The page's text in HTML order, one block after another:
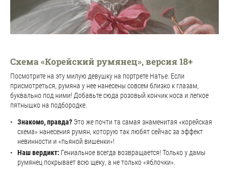
Схема «Корейский румянец», версия 18+
Посмотрите на эту милую девушку на портрете Натье. Если
присмотреться, румяна у нее нанесены совсем близко к глазам,
буквально под ними! Добавьте сюда розовый кончик носа и легкое
пятнышко на подбородке.
Знакомо, правда? Это же почти та самая знаменитая «корейская
схема» нанесения румян, которую так любят сейчас за эффект
невинности и «пьяной вишенки»!
Наш вердикт: Гениальное всегда возвращается! Только у дамы
румянец покрывает всю щеку, а не только «яблочки».